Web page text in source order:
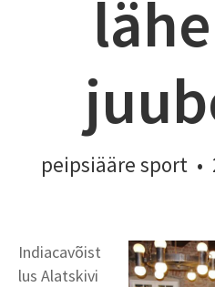
peipsiääre sport •
Indiacavõist
lus Alatskivi